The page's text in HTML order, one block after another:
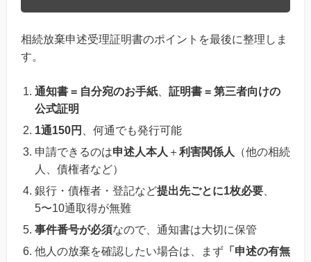
相続放棄申述受理証明書のポイントを最後に整理しま
す。
通知書 = 自分宛のお手紙
証明書 = 第三者向けの
公式証明
1通150円
、何通でも発行可能
申請できるのは申述人本人 ＋利害関係人
（他の相続
人、債権者など）
銀行・債権者・登記など提出先ごとに1枚必要
5〜10通取得が無難
事件番号が必須なので、通知書は大切に保管
他人の放棄を確認したい場合は、まず 「申述の有無